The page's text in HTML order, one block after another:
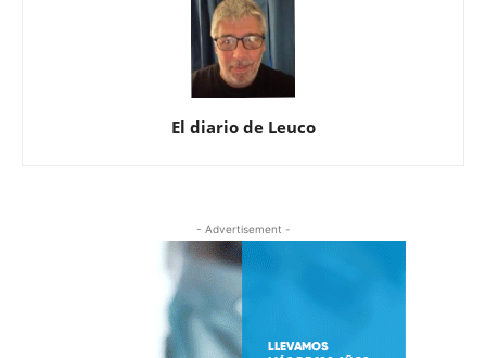
El diario de Leuco
- Advertisement -